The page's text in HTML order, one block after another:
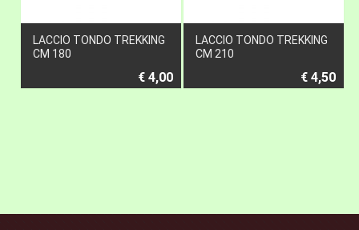
LACCIO TONDO TREKKING
CM 180
€ 4,00
LACCIO TONDO TREKKING
CM 210
€ 4,50